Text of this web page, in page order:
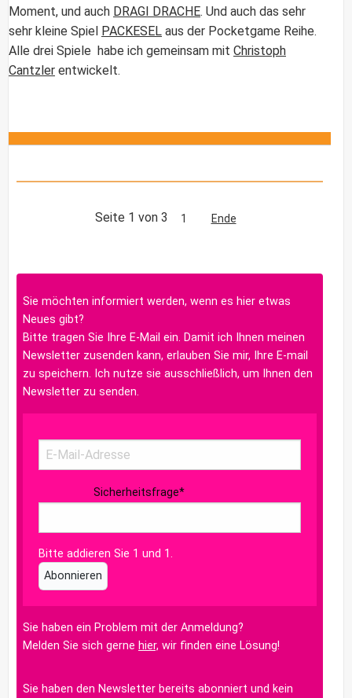
Moment, und auch DRAGI DRACHE. Und auch das sehr
sehr kleine Spiel PACKESEL aus der Pocketgame Reihe.
Alle drei Spiele habe ich gemeinsam mit Christoph
Cantzler entwickelt.
Seite 1 von 3 1 Ende
Sie möchten informiert werden, wenn es hier etwas
Neues gibt?
Bitte tragen Sie Ihre E-Mail ein. Damit ich Ihnen meinen
Newsletter zusenden kann, erlauben Sie mir, Ihre E-mail
zu speichern. Ich nutze sie ausschließlich, um Ihnen den
Newsletter zu senden.
Sicherheitsfrage*
Bitte addieren Sie 1 und 1.
Abonnieren
Sie haben ein Problem mit der Anmeldung?
Melden Sie sich gerne hier, wir finden eine Lösung!
Sie haben den Newsletter bereits abonniert und kein